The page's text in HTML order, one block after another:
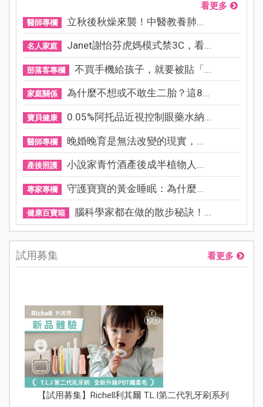
看更多
醫師專欄 立秋後秋燥來襲！中醫教養肺...
名人家庭 Janet謝怡芬虎媽模式禁3C，看...
部落客專欄 不買手機給孩子，就要被貼「...
家庭關係 為什麼不想或不敢生二胎？這8...
寶貝健康 0.05%阿托品近視控制眼藥水納...
醫師專欄 晚婚晚育是無法改變的現實，...
產後照護 小說家青竹酒產後成半植物人...
專家專欄 守護寶寶的黃金睡眠：為什麼...
健康百寶箱 腦科學家都在做的散步秘訣！...
試用募集 看更多
【試用募集】Richell利其爾 T.L.I第二代乳牙刷系列